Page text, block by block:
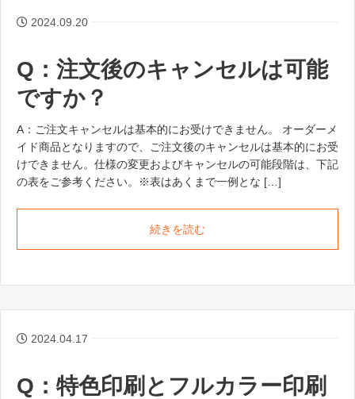
2024.09.20
Q：注文後のキャンセルは可能
ですか？
A：ご注文キャンセルは基本的にお受けできません。 オーダーメ
イド商品となりますので、ご注文後のキャンセルは基本的にお受
けできません。仕様の変更およびキャンセルの可能段階は、下記
の表をご参考ください。※表はあくまで一例とな […]
続きを読む
2024.04.17
Q：特色印刷とフルカラー印刷